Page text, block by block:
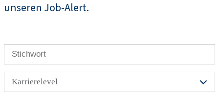
unseren Job-Alert.
Karrierelevel